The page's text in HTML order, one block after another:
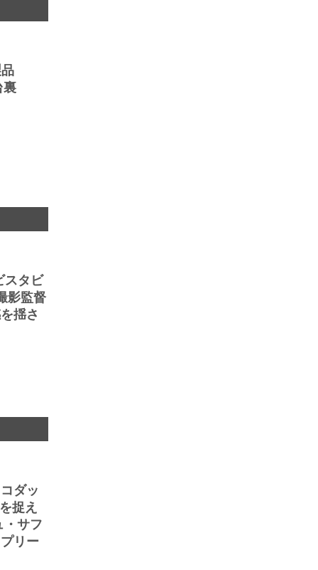
裏
スタビ
影監督
揺さ
ダッ
捉え
・サフ
リー